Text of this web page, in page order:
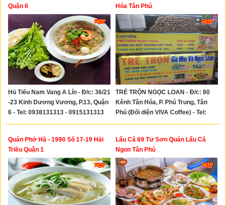
Quận 6
Hủ Tiếu Nam Vang A Lín - Đ/c: 36/21
-23 Kinh Dương Vương, P.13, Quận
6 - Tel: 0938131313 - 0915131313
Hóa Tân Phú
TRÉ TRỘN NGỌC LOAN - Đ/c: 80
Kênh Tân Hóa, P. Phú Trung, Tân
Phú (Đối diện VIVA Coffee) - Tel:
0339898414
Quán Phở Hà - 1990 Số 17-19 Hải
Triều Quận 1
Lẩu Cá 69 Tư Sơn Quán Lẩu Cá
Ngon Tân Phú